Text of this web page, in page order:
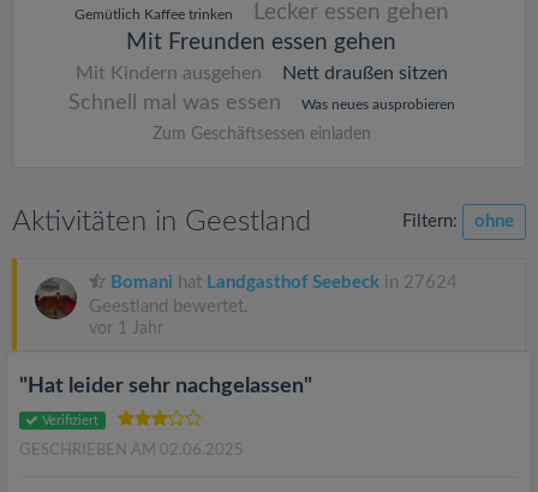
Gemütlich Kaffee trinken
Lecker essen gehen
Mit Freunden essen gehen
Mit Kindern ausgehen Nett draußen sitzen
Schnell mal was essen Was neues ausprobieren
Zum Geschäftsessen einladen
Aktivitäten in Geestland Filtern: ohne
Bomani hat Landgasthof Seebeck in 27624
Geestland bewertet.
vor 1 Jahr
"Hat leider sehr nachgelassen"
Verifiziert
GESCHRIEBEN AM 02.06.2025